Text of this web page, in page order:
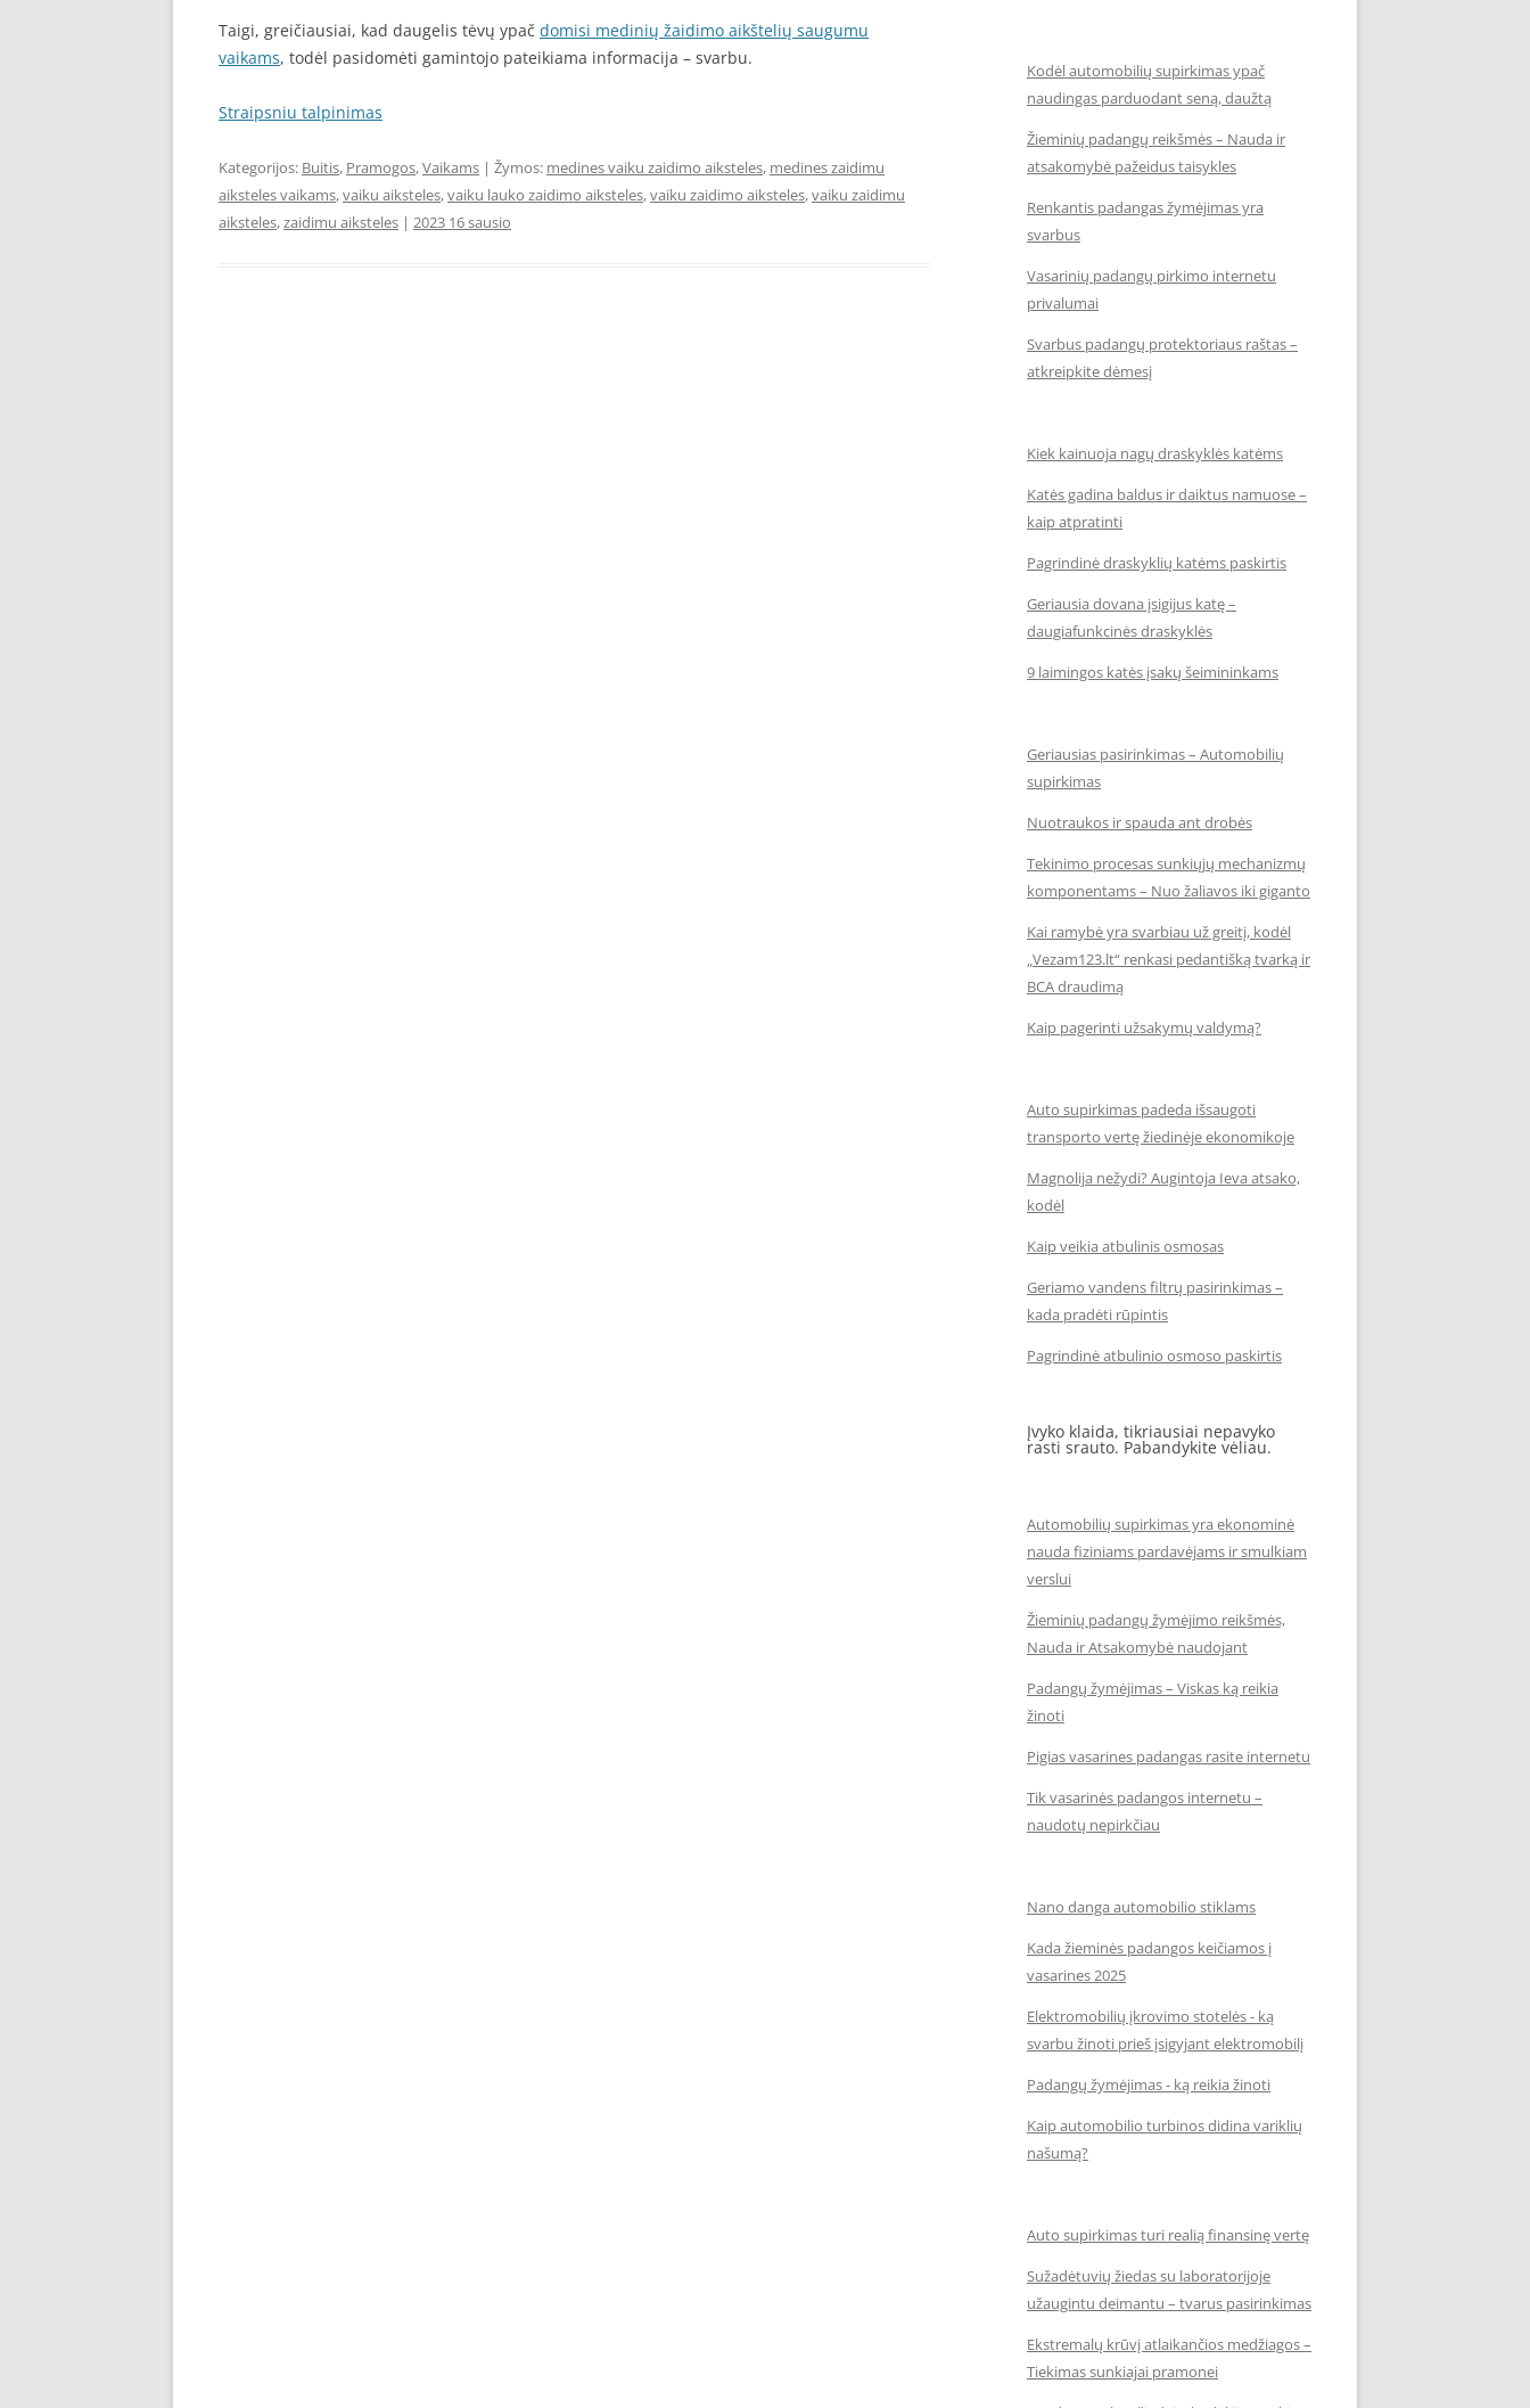
Taigi, greičiausiai, kad daugelis tėvų ypač domisi medinių žaidimo aikštelių saugumu
vaikams, todėl pasidomėti gamintojo pateikiama informacija – svarbu.
Straipsniu talpinimas
Kategorijos: Buitis, Pramogos,Vaikams | Žymos: medines vaiku zaidimo aiksteles, medines zaidimu
aiksteles vaikams,vaiku aiksteles,vaiku lauko zaidimo aiksteles,vaiku zaidimo aiksteles,vaiku zaidimu
aiksteles,zaidimu aiksteles | 2023 16 sausio
Kodėl automobilių supirkimas ypač
naudingas parduodant seną, daužtą
Žieminių padangų reikšmės – Nauda ir
atsakomybė pažeidus taisykles
Renkantis padangas žymėjimas yra
svarbus
Vasarinių padangų pirkimo internetu
privalumai
Svarbus padangų protektoriaus raštas –
atkreipkite dėmesį
Kiek kainuoja nagų draskyklės katėms
Katės gadina baldus ir daiktus namuose –
kaip atpratinti
Pagrindinė draskyklių katėms paskirtis
Geriausia dovana įsigijus katę –
daugiafunkcinės draskyklės
9 laimingos katės įsakų šeimininkams
Geriausias pasirinkimas – Automobilių
supirkimas
Nuotraukos ir spauda ant drobės
Tekinimo procesas sunkiųjų mechanizmų
komponentams – Nuo žaliavos iki giganto
Kai ramybė yra svarbiau už greitį, kodėl
„Vezam123.lt“ renkasi pedantišką tvarką ir
BCA draudimą
Kaip pagerinti užsakymų valdymą?
Auto supirkimas padeda išsaugoti
transporto vertę žiedinėje ekonomikoje
Magnolija nežydi? Augintoja Ieva atsako,
kodėl
Kaip veikia atbulinis osmosas
Geriamo vandens filtrų pasirinkimas –
kada pradėti rūpintis
Pagrindinė atbulinio osmoso paskirtis
Įvyko klaida, tikriausiai nepavyko
rasti srauto. Pabandykite vėliau.
Automobilių supirkimas yra ekonominė
nauda fiziniams pardavėjams ir smulkiam
verslui
Žieminių padangų žymėjimo reikšmės,
Nauda ir Atsakomybė naudojant
Padangų žymėjimas – Viskas ką reikia
žinoti
Pigias vasarines padangas rasite internetu
Tik vasarinės padangos internetu –
naudotų nepirkčiau
Nano danga automobilio stiklams
Kada žieminės padangos keičiamos į
vasarines 2025
Elektromobilių įkrovimo stotelės - ką
svarbu žinoti prieš įsigyjant elektromobilį
Padangų žymėjimas - ką reikia žinoti
Kaip automobilio turbinos didina variklių
našumą?
Auto supirkimas turi realią finansinę vertę
Sužadėtuvių žiedas su laboratorijoje
užaugintu deimantu – tvarus pasirinkimas
Ekstremalų krūvį atlaikančios medžiagos –
Tiekimas sunkiajai pramonei